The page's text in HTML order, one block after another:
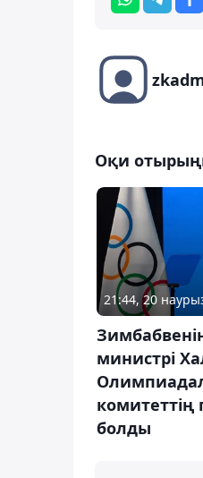
Оқи
21:44, 20
министрі
комитеттің
болды